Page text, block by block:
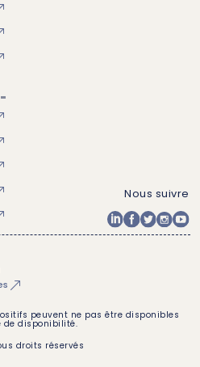
Nous suivre
peuvent ne pas être disponibles
de disponibilité.
droits réservés